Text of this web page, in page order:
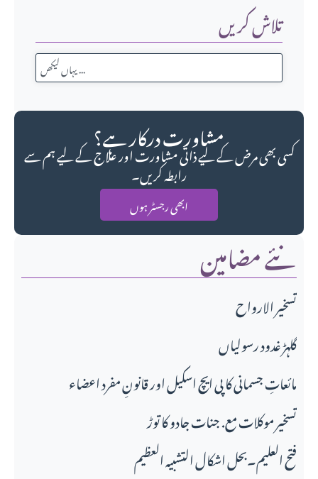
تلاش کریں
مشاورت درکار ہے؟
کسی بھی مرض کے لیے ذاتی مشاورت اور علاج کے لیے ہم سے
رابطہ کریں۔
ابھی رجسٹر ہوں
نئے مضامین
تسخير الارواح
گلہڑ غدود رسولیاں
مائعاتِ جسمانی کا پی ایچ اسکیل اور قانونِ مفرد اعضاء
تسخیر موکلات مع. جنات جادو کا توڑ
فتح العلیم۔بحل اشکال التشبیہ العظیم